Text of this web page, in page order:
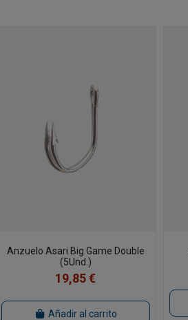
Anzuelo Asari Big Game Double
(5Und.)
19,85 €
Añadir al carrito